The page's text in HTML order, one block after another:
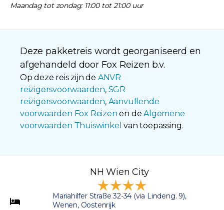
Maandag tot zondag: 11:00 tot 21:00 uur
Deze pakketreis wordt georganiseerd en
afgehandeld door Fox Reizen b.v.
Op deze reis zijn de ANVR
reizigersvoorwaarden, SGR
reizigersvoorwaarden, Aanvullende
voorwaarden Fox Reizen en deAlgemene
voorwaarden Thuiswinkel van toepassing.
NH Wien City
Mariahilfer Straße 32-34 (via Lindeng. 9),
Wenen, Oostenrijk